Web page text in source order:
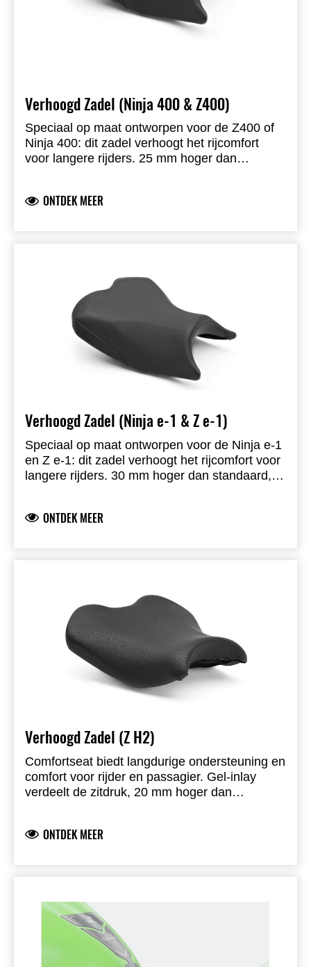
Verhoogd Zadel (Ninja 400 & Z400)
Speciaal op maat ontworpen voor de Z400 of
Ninja 400: dit zadel verhoogt het rijcomfort
voor langere rijders. 25 mm hoger dan
bekleding, inclusief alle montageonderdelen.
ONTDEK MEER
Verhoogd Zadel (Ninja e-1 & Z e-1)
Speciaal op maat ontworpen voor de Ninja e-1
en Z e-1: dit zadel verhoogt het rijcomfort voor
langere rijders. 30 mm hoger dan standaard,
ONTDEK MEER
Verhoogd Zadel (Z H2)
Comfortseat biedt langdurige ondersteuning en
comfort voor rijder en passagier. Gel-inlay
verdeelt de zitdruk, 20 mm hoger dan
voor perfecte pasvorm.
ONTDEK MEER